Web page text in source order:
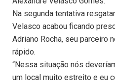
Na segunda tentativa
Velasco acabou ficando
Adriano Rocha, seu parceiro
rápido.
“Nessa situação nós
um local muito estreito e eu